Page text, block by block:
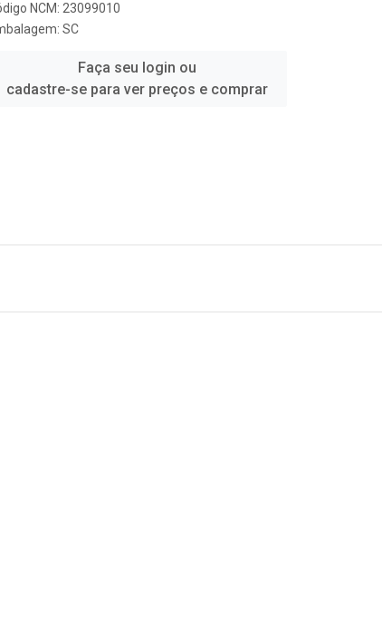
NCM: 23099010
SC
Faça seu login ou
cadastre-se para ver preços e comprar